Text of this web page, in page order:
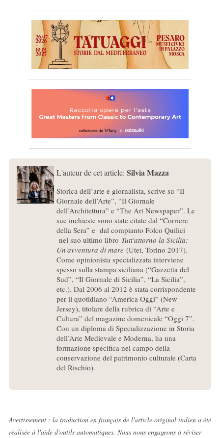
L'auteur de cet article: Silvia Mazza
Storica dell’arte e giornalista, scrive su “Il
Giornale dell’Arte”, “Il Giornale
dell’Architettura” e “The Art Newspaper”. Le
sue inchieste sono state citate dal “Corriere
della Sera” e dal compianto Folco Quilici
nel suo ultimo libro Tutt'attorno la Sicilia:
Un'avventura di mare (Utet, Torino 2017).
Come opinionista specializzata interviene
spesso sulla stampa siciliana (“Gazzetta del
Sud”, “Il Giornale di Sicilia”, “La Sicilia”,
etc.). Dal 2006 al 2012 è stata corrispondente
per il quotidiano “America Oggi” (New
Jersey), titolare della rubrica di “Arte e
Cultura” del magazine domenicale “Oggi 7”.
Con un diploma di Specializzazione in Storia
dell’Arte Medievale e Moderna, ha una
formazione specifica nel campo della
conservazione del patrimonio culturale (Carta
del Rischio).
Avertissement : la traduction en français de l'article original italien a été
réalisée à l'aide d'outils automatiques. Nous nous engageons à réviser